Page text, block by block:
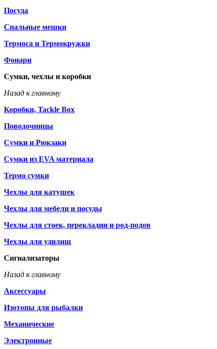
Посуда
Спальные мешки
Термоса и Термокружки
Фонари
Сумки, чехлы и коробки
Назад к главному
Коробки, Tackle Box
Поводочницы
Сумки и Рюкзаки
Сумки из EVA материала
Термо сумки
Чехлы для катушек
Чехлы для мебели и посуды
Чехлы для стоек, перекладин и род-подов
Чехлы для удилищ
Сигнализаторы
Назад к главному
Аксессуары
Изотопы для рыбалки
Механические
Электронные